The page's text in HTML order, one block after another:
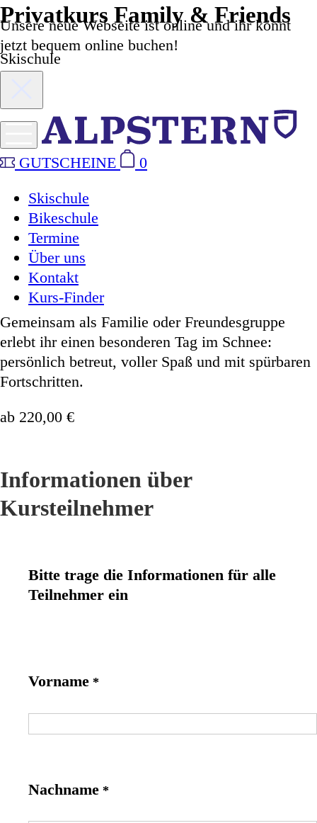
Unsere neue Webseite ist online und ihr könnt
jetzt bequem online buchen!
GUTSCHEINE
0
Skischule
Bikeschule
Termine
Über uns
Kontakt
Kurs-Finder
Privatkurs Family & Friends
Skischule
Gemeinsam als Familie oder Freundesgruppe
erlebt ihr einen besonderen Tag im Schnee:
persönlich betreut, voller Spaß und mit spürbaren
Fortschritten.
ab 220,00 €
Informationen über
Kursteilnehmer
Bitte trage die Informationen für alle
Teilnehmer ein
Vorname *
Nachname *